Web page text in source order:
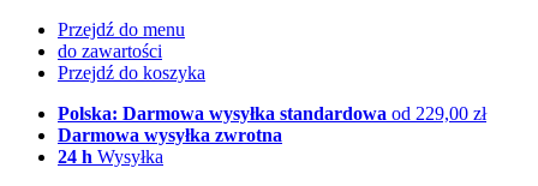
Przejdź do menu
do zawartości
Przejdź do koszyka
Polska: Darmowa wysyłka standardowa od 229,00 zł
Darmowa wysyłka zwrotna
24 h Wysyłka